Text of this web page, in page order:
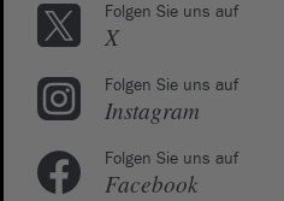
Folgen Sie uns auf
X
Folgen Sie uns auf
Instagram
Folgen Sie uns auf
Facebook